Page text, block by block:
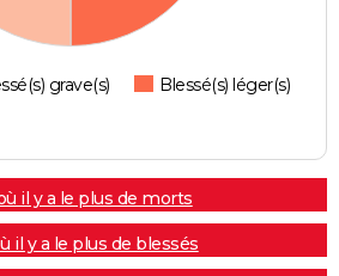
grave(s)
Blessé(s) léger(s)
il y a le plus de morts
il y a le plus de blessés